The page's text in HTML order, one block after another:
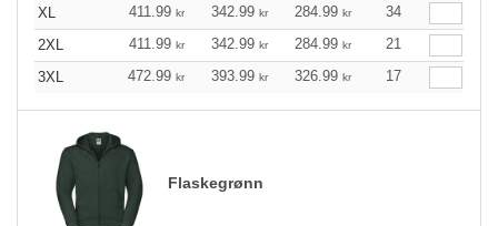
XL
411.99 kr 342.99 kr 284.99 kr
34
2XL
411.99 kr 342.99 kr 284.99 kr
21
3XL
472.99 kr 393.99 kr 326.99 kr 17
Flaskegrønn